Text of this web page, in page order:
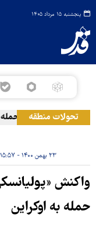
پنجشنبه ۱۵ مرداد ۱۴۰۵
تحولات منطقه حمله
۲۳ بهمن ۱۴۰۰ - ۱۵:۵۷
واکنش
حمله به اوکراین